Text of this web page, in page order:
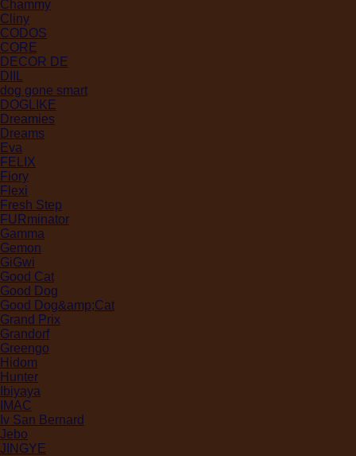
Chammy
Cliny
CODOS
CORE
DECOR DE
DIIL
dog gone smart
DOGLIKE
Dreamies
Dreams
Eva
FELIX
Fiory
Flexi
Fresh Step
FURminator
Gamma
Gemon
GiGwi
Good Cat
Good Dog
Good Dog&amp;Cat
Grand Prix
Grandorf
Greengo
Hidom
Hunter
Ibiyaya
IMAC
Iv San Bernard
Jebo
JINGYE